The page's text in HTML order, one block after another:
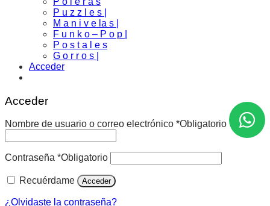
P u z z l e s |
M a n i v e la s |
F u n k o – P o p |
P o s t a l e s
G o r r o s |
Acceder
Acceder
Nombre de usuario o correo electrónico *Obligatorio
Contraseña *Obligatorio
Recuérdame Acceder
¿Olvidaste la contraseña?